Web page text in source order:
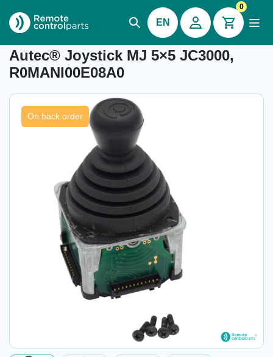
EN
0
Item number: 04.436.10
Autec® Joystick MJ 5×5 JC3000,
R0MANI00E08A0
On back order